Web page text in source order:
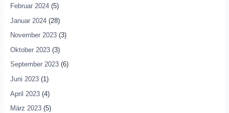
Februar 2024(5)
Januar 2024(28)
November 2023(3)
Oktober 2023(3)
September 2023(6)
Juni 2023(1)
April 2023(4)
März 2023(5)